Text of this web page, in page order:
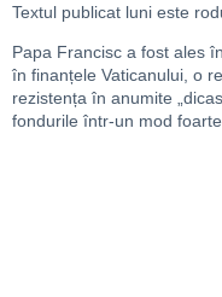
Textul publicat luni este
Papa Francisc a fost ales
în finanțele Vaticanului, o
rezistența în anumite
fondurile într-un mod